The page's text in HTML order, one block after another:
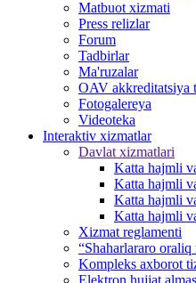
Matbuot xizmati
Press relizlar
Forum
Tadbirlar
Ma'ruzalar
OAV akkreditatsiya
Fotogalereya
Videoteka
Interaktiv xizmatlar
Davlat xizmatlari
Katta hajmli
Katta hajmli
Katta hajmli
Katta hajmli
Xizmat reglamenti
“Shaharlararo
Kompleks axborot
Elektron hujjat